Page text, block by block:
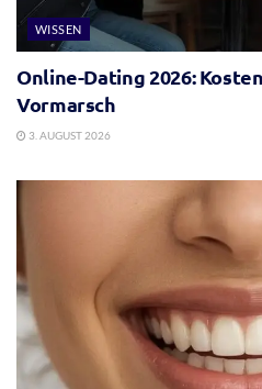
WISSEN
Online-Dating 2026:
Vormarsch
3. AUGUST 2026